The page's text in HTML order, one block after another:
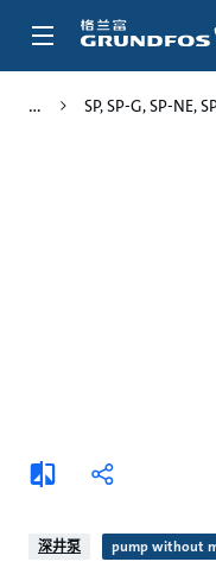
SP, SP-G, SP-NE,
添
加
较
分
深井泵 pump without